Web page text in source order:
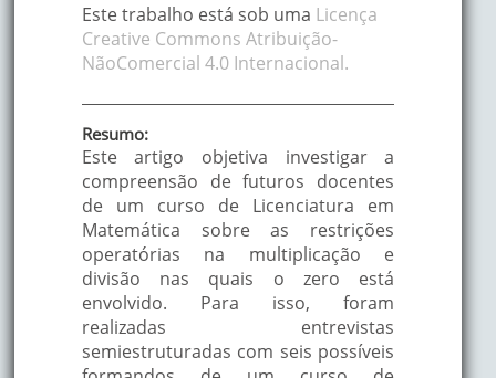
Este trabalho está sob uma Licença
Creative Commons Atribuição-
NãoComercial 4.0 Internacional.
Resumo:
Este artigo objetiva investigar a
compreensão de futuros docentes
de um curso de Licenciatura em
Matemática sobre as restrições
operatórias na multiplicação e
divisão nas quais o zero está
envolvido. Para isso, foram
realizadas entrevistas
semiestruturadas com seis possíveis